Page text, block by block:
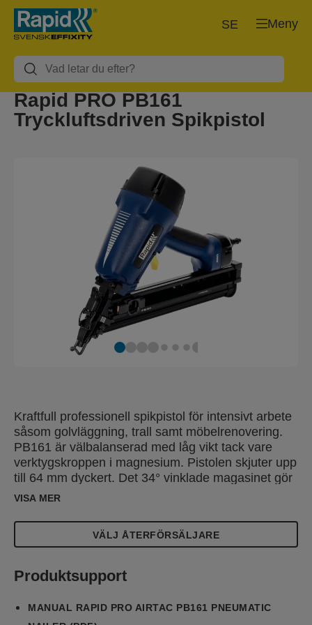
Meny
SE
Rapid PRO PB161
Tryckluftsdriven Spikpistol
Kraftfull professionell spikpistol för intensivt arbete
såsom golvläggning, trall samt möbelrenovering.
PB161 är välbalanserad med låg vikt tack vare
verktygskroppen i magnesium. Pistolen skjuter upp
till 64 mm dyckert. Det 34° vinklade magasinet gör
pistolen effektiv även i trånga utrymmen. PB161
frontöppning för att rengöra pistolen vid behov. Det
välbalanserade och gummerade greppet ger
långa repetitioner. Luftutblås går att reglera 360°
för att hålla bort smuts från arbetsytan. Väskan
innehåller 4 olika kopplingar samt ett startset med
VISA MER
VÄLJ ÅTERFÖRSÄLJARE
Produktsupport
MANUAL RAPID PRO AIRTAC PB161 PNEUMATIC